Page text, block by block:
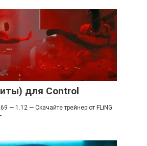
для Control
— 1.12 — Скачайте трейнер от FLiNG